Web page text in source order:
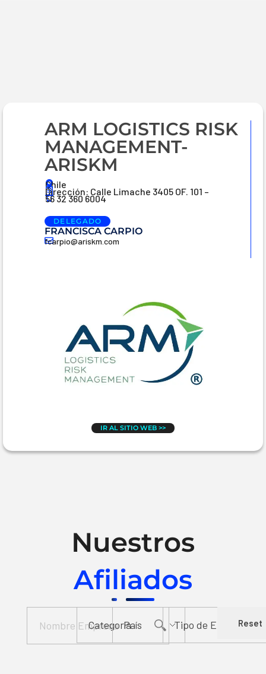
ARM LOGISTICS RISK
MANAGEMENT-
ARISKM
Chile
Dirección: Calle Limache 3405 OF. 101 –
56 32 360 6004
DELEGADO
FRANCISCA CARPIO
fcarpio@ariskm.com
IR AL SITIO WEB >>
Nuestros
Afiliados
Reset